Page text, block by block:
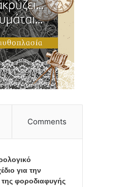
Comments
για την
φοροδιαφυγής